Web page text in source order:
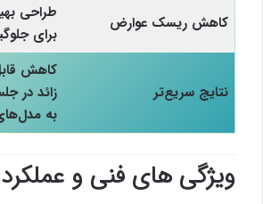
کاهش ریسک عوارض
طراحی
برای
نتایج سریع‌تر
کاهش
زائد در
به
ویژگی های فنی و